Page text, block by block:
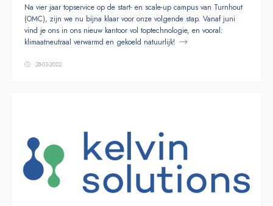
Na vier jaar topservice op de start- en scale-up campus van Turnhout
(OMC), zijn we nu bijna klaar voor onze volgende stap. Vanaf juni
vind je ons in ons nieuw kantoor vol toptechnologie, en vooral:
klimaatneutraal verwarmd en gekoeld natuurlijk!
28-03-2022